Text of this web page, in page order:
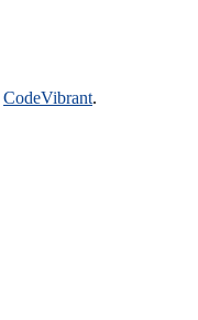
CodeVibrant.